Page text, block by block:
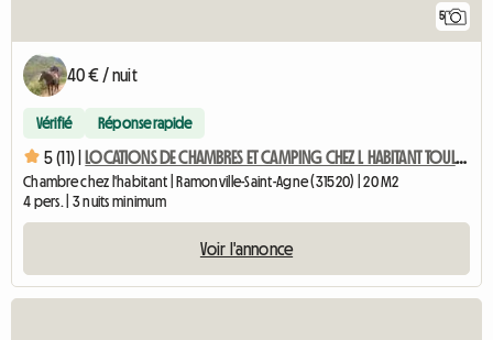
5
40 € / nuit
Vérifié Réponse rapide
5 (11) | LOCATIONS DE CHAMBRES ET CAMPING CHEZ L HABITANT TOULOUSE
Chambre chez l'habitant | Ramonville-Saint-Agne (31520) | 20 M2
4 pers. | 3 nuits minimum
Voir l'annonce